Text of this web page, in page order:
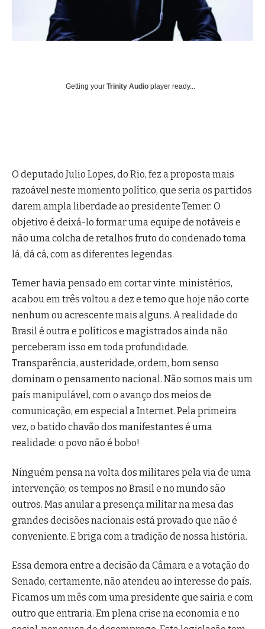
Getting your Trinity Audio player ready...
O deputado Julio Lopes, do Rio, fez a proposta mais
razoável neste momento político, que seria os partidos
darem ampla liberdade ao presidente Temer. O
objetivo é deixá-lo formar uma equipe de notáveis e
não uma colcha de retalhos fruto do condenado toma
lá, dá cá, com as diferentes legendas.
Temer havia pensado em cortar vinte ministérios,
acabou em três voltou a dez e temo que hoje não corte
nenhum ou acrescente mais alguns. A realidade do
Brasil é outra e políticos e magistrados ainda não
perceberam isso em toda profundidade.
Transparência, austeridade, ordem, bom senso
dominam o pensamento nacional. Não somos mais um
país manipulável, com o avanço dos meios de
comunicação, em especial a Internet. Pela primeira
vez, o batido chavão dos manifestantes é uma
realidade: o povo não é bobo!
Ninguém pensa na volta dos militares pela via de uma
intervenção; os tempos no Brasil e no mundo são
outros. Mas anular a presença militar na mesa das
grandes decisões nacionais está provado que não é
conveniente. E briga com a tradição de nossa história.
Essa demora entre a decisão da Câmara e a votação do
Senado, certamente, não atendeu ao interesse do país.
Ficamos um mês com uma presidente que sairia e com
outro que entraria. Em plena crise na economia e no